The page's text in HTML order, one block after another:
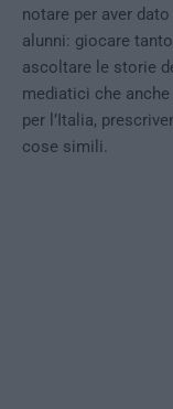
notare per aver
alunni: giocare
ascoltare le storie
mediatici che
per l’Italia,
cose simili.